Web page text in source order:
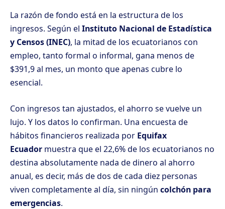
La razón de fondo está en la estructura de los
ingresos. Según el Instituto Nacional de Estadística
y Censos (INEC), la mitad de los ecuatorianos con
empleo, tanto formal o informal, gana menos de
$391,9 al mes, un monto que apenas cubre lo
esencial.
Con ingresos tan ajustados, el ahorro se vuelve un
lujo. Y los datos lo confirman. Una encuesta de
hábitos financieros realizada por Equifax
Ecuador muestra que el 22,6% de los ecuatorianos no
destina absolutamente nada de dinero al ahorro
anual, es decir, más de dos de cada diez personas
viven completamente al día, sin ningún colchón para
emergencias.